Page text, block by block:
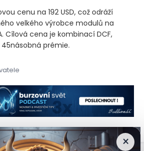
cenu na 192 USD, což odráží
velkého výrobce modulů na
Cílová cena je kombinací DCF,
45násobná prémie.
nejistoty ohledně zákona o
×